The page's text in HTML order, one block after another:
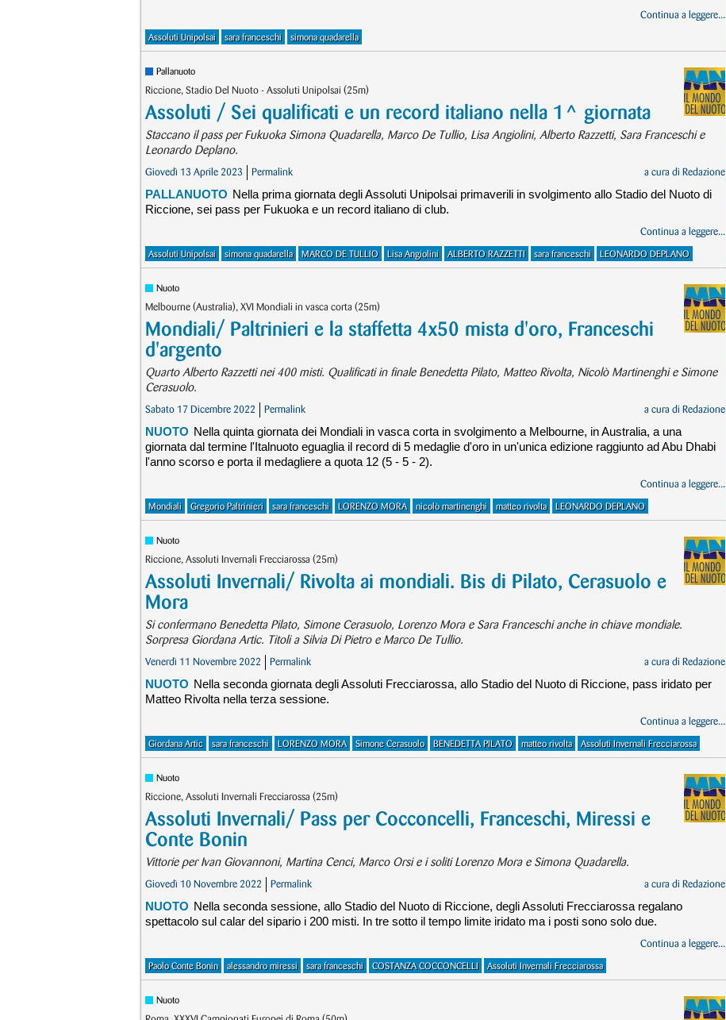
Continua a leggere...
Assoluti Unipolsai sara franceschi simona quadarella
Pallanuoto
Riccione, Stadio Del Nuoto - Assoluti Unipolsai (25m)
Assoluti / Sei qualificati e un record italiano nella 1^ giornata
Staccano il pass per Fukuoka Simona Quadarella, Marco De Tullio, Lisa Angiolini, Alberto Razzetti, Sara Franceschi e
Leonardo Deplano.
Giovedì 13 Aprile 2023 Permalink a cura di Redazione
PALLANUOTO Nella prima giornata degli Assoluti Unipolsai primaverili in svolgimento allo Stadio del Nuoto di
Riccione, sei pass per Fukuoka e un record italiano di club.
Continua a leggere...
Assoluti Unipolsai simona quadarella MARCO DE TULLIO Lisa Angiolini ALBERTO RAZZETTI sara franceschi LEONARDO DEPLANO
Nuoto
Melbourne (Australia), XVI Mondiali in vasca corta (25m)
Mondiali/ Paltrinieri e la staffetta 4x50 mista d'oro, Franceschi
d'argento
Quarto Alberto Razzetti nei 400 misti. Qualificati in finale Benedetta Pilato, Matteo Rivolta, Nicolò Martinenghi e Simone
Cerasuolo.
Sabato 17 Dicembre 2022 Permalink a cura di Redazione
NUOTO Nella quinta giornata dei Mondiali in vasca corta in svolgimento a Melbourne, in Australia, a una
giornata dal termine l'Italnuoto eguaglia il record di 5 medaglie d'oro in un'unica edizione raggiunto ad Abu Dhabi
l'anno scorso e porta il medagliere a quota 12 (5 - 5 - 2).
Continua a leggere...
Mondiali Gregorio Paltrinieri sara franceschi LORENZO MORA nicolò martinenghi matteo rivolta LEONARDO DEPLANO
Nuoto
Riccione, Assoluti Invernali Frecciarossa (25m)
Assoluti Invernali/ Rivolta ai mondiali. Bis di Pilato, Cerasuolo e
Mora
Si confermano Benedetta Pilato, Simone Cerasuolo, Lorenzo Mora e Sara Franceschi anche in chiave mondiale.
Sorpresa Giordana Artic. Titoli a Silvia Di Pietro e Marco De Tullio.
Venerdì 11 Novembre 2022 Permalink a cura di Redazione
NUOTO Nella seconda giornata degli Assoluti Frecciarossa, allo Stadio del Nuoto di Riccione, pass iridato per
Matteo Rivolta nella terza sessione.
Continua a leggere...
Giordana Artic sara franceschi LORENZO MORA Simone Cerasuolo BENEDETTA PILATO matteo rivolta Assoluti Invernali Frecciarossa
Nuoto
Riccione, Assoluti Invernali Frecciarossa (25m)
Assoluti Invernali/ Pass per Cocconcelli, Franceschi, Miressi e
Conte Bonin
Vittorie per Ivan Giovannoni, Martina Cenci, Marco Orsi e i soliti Lorenzo Mora e Simona Quadarella.
Giovedì 10 Novembre 2022 Permalink a cura di Redazione
NUOTO Nella seconda sessione, allo Stadio del Nuoto di Riccione, degli Assoluti Frecciarossa regalano
spettacolo sul calar del sipario i 200 misti. In tre sotto il tempo limite iridato ma i posti sono solo due.
Continua a leggere...
Paolo Conte Bonin alessandro miressi sara franceschi COSTANZA COCCONCELLI Assoluti Invernali Frecciarossa
Nuoto